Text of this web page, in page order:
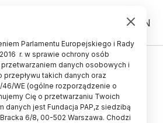
PL EN
Parlamentu Europejskiego i Rady
r. w sprawie ochrony osób
danych osobowych i
takich danych oraz
WE (ogólne rozporządzenie o
Cię o przetwarzaniu Twoich
danych jest Fundacja PAP,z siedzibą
6/8, 00-502 Warszawa. Chodzi